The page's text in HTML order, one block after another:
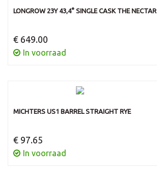
LONGROW 23Y 43,4° SINGLE CASK THE NECTAR
€ 649.00
In voorraad
MICHTERS US1 BARREL STRAIGHT RYE
€ 97.65
In voorraad